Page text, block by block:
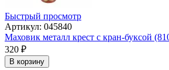
Быстрый просмотр
Артикул: 045840
Маховик металл крест с кран-буксой
320 ₽
В корзину